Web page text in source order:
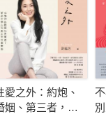
愛之外：約炮、
姻、第三者，打